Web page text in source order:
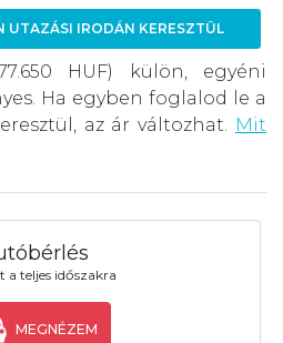
UTAZÁSI IRODÁN KERESZTÜL
HUF) külön, egyéni
Ha egyben foglalod le a
az ár változhat. Mit
a teljes időszakra
MEGNÉZEM